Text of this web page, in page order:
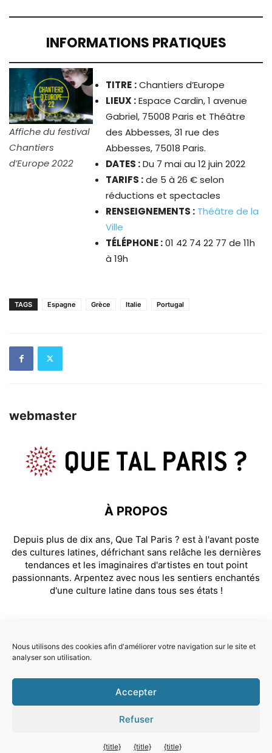
INFORMATIONS PRATIQUES
Affiche du festival
Chantiers
d’Europe 2022
TITRE :Chantiers d’Europe
LIEUX :Espace Cardin, 1 avenue
Gabriel, 75008 Paris et Théâtre
des Abbesses, 31 rue des
Abbesses, 75018 Paris.
DATES :Du 7 mai au 12 juin 2022
TARIFS :de 5 à 26 € selon
réductions et spectacles
RENSEIGNEMENTS : Théâtre de la
Ville
TÉLÉPHONE :01 42 74 22 77 de 11h
à 19h
TAGS Espagne Grèce Italie Portugal
webmaster
À PROPOS
Depuis plus de dix ans, Que Tal Paris ? est à l'avant poste
des cultures latines, défrichant sans relâche les dernières
tendances et les imaginaires d'artistes en tout point
passionnants. Arpentez avec nous les sentiers enchantés
d'une culture latine dans tous ses états !
Facebook
© Que Tal Paris ? 2026
Nous utilisons des cookies afin d'améliorer votre navigation sur le site et
analyser son utilisation.
Accepter
Refuser
{title} {title} {title}
Quitter la version mobile